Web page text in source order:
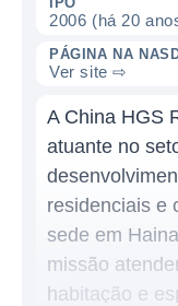
2006 (há 20
PÁGINA NA
Ver site ⇨
A China HGS
atuante no
residenciais e
sede em
missão
habitação e